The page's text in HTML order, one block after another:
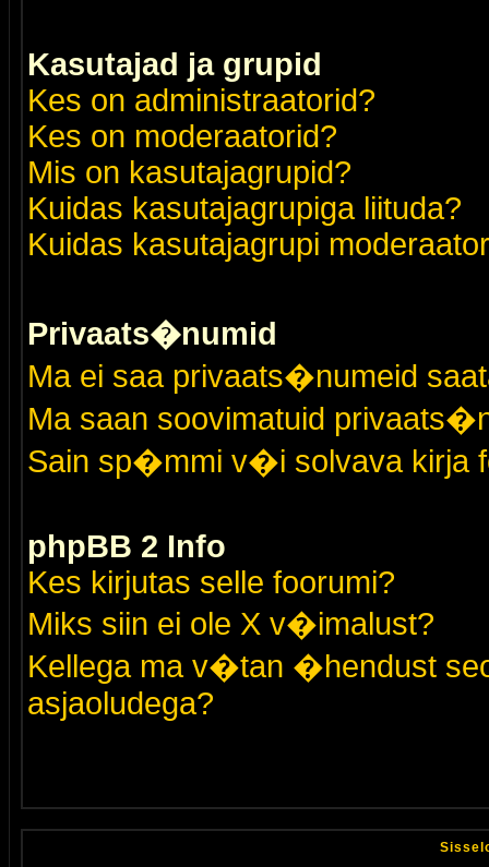
Kasutajad ja grupid
Kes on administraatorid?
Kes on moderaatorid?
Mis on kasutajagrupid?
Kuidas kasutajagrupiga liituda?
Kuidas kasutajagrupi
Privaats�numid
Ma ei saa privaats�numeid
Ma saan soovimatuid
Sain sp�mmi v�i solvava kirja
phpBB 2 Info
Kes kirjutas selle foorumi?
Miks siin ei ole X v�imalust?
Kellega ma v�tan �hendust
asjaoludega?